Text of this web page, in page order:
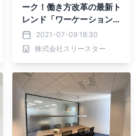
ーク！働き方改革の最新ト
レンド「ワーケーション」
と魅力ってなに？
2021-07-09 18:30
株式会社スリースター